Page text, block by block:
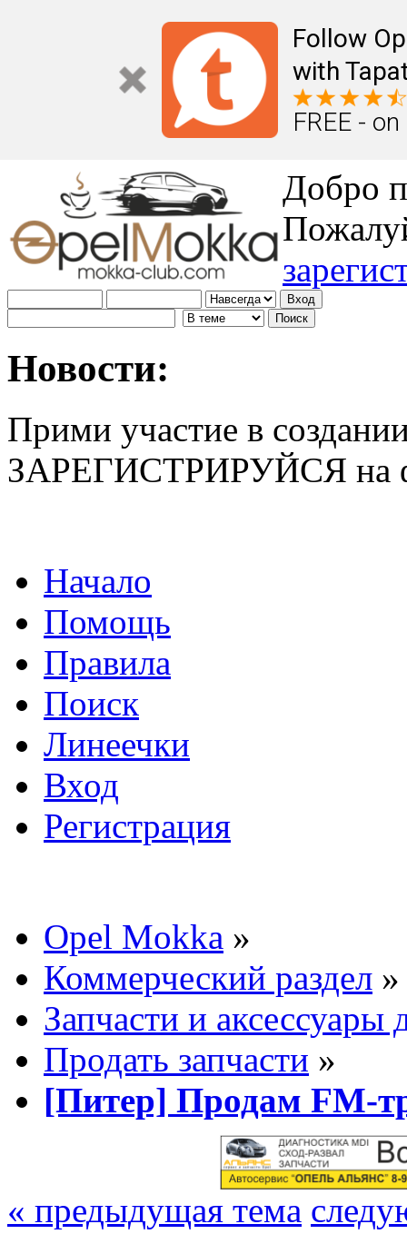
Follow
with
FREE -
Добро
Новости:
Прими участие в
ЗАРЕГИСТРИРУЙСЯ на
Начало
Помощь
Правила
Поиск
Линеечки
Вход
Регистрация
Opel Mokka »
Коммерческий раздел »
Запчасти и аксессуары
Продать запчасти »
[Питер] Продам FM-
« предыдущая тема